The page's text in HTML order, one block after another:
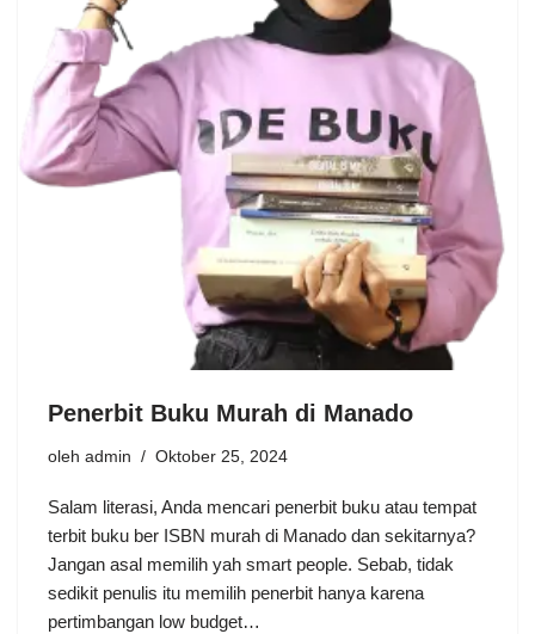
Penerbit Buku Murah di Manado
oleh admin Oktober 25, 2024
Salam literasi, Anda mencari penerbit buku atau tempat
terbit buku ber ISBN murah di Manado dan sekitarnya?
Jangan asal memilih yah smart people. Sebab, tidak
sedikit penulis itu memilih penerbit hanya karena
pertimbangan low budget…